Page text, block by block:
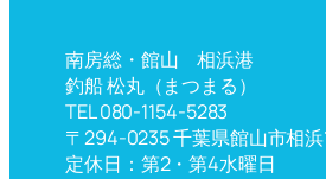
南房総・館山 相浜港
釣船 松丸（まつまる）
TEL 080-1154-5283
〒294-0235 千葉県館山市相浜
定休日：第2・第4水曜日